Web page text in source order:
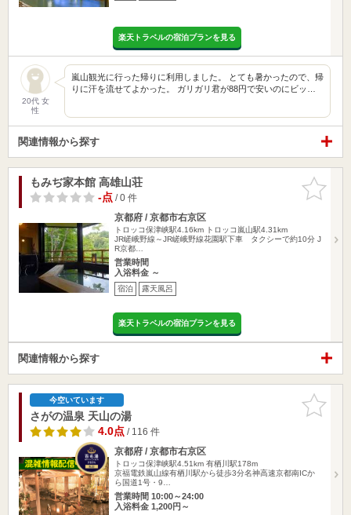
楽天トラベルの宿泊プランを見る
20代 女
性
嵐山観光に行った帰りに利用しました。 とても暑かったので、帰
りに汗を流せてよかった。 ガリガリ君が88円で安いのにビッ…
関連情報から探す
お気に入
りに追加
もみぢ家本館 高雄山荘
-点/ 0 件
京都府 / 京都市右京区
トロッコ保津峡駅4.16km トロッコ嵐山駅4.31km
JR嵯峨野線～JR嵯峨野線花園駅下車 タクシーで約10分 J
R京都…
営業時間
入浴料金 ～
宿泊 露天風呂
楽天トラベルの宿泊プランを見る
関連情報から探す
お気に入
りに追加
今空いています
さがの温泉 天山の湯
4.0点/ 116 件
京都府 / 京都市右京区
トロッコ保津峡駅4.51km 有栖川駅178m
京福電鉄嵐山線有栖川駅から徒歩3分名神高速京都南ICか
ら国道1号・9…
営業時間 10:00～24:00
入浴料金 1,200円～